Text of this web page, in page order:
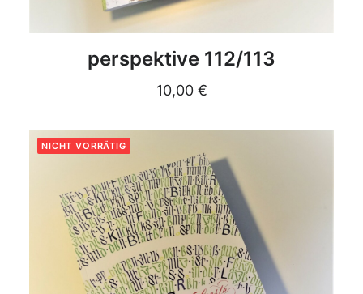
DETAILS
perspektive 112/113
10,00 €
NICHT VORRÄTIG